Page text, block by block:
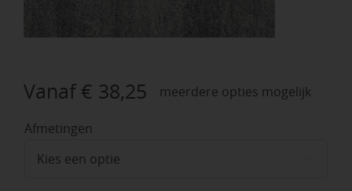
Vanaf € 38,25 meerdere opties mogelijk
Afmetingen